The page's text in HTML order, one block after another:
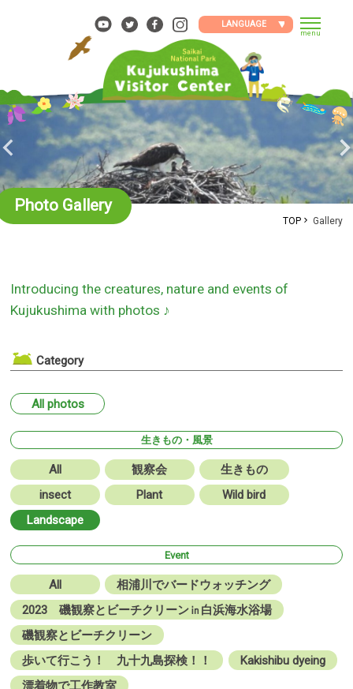
LANGUAGE
menu
TOP Gallery
Photo Gallery
Introducing the creatures, nature and events of
Kujukushima with photos ♪
Category
All photos
生きもの・風景
All 観察会
生きもの
insect
Plant
Wild bird
Landscape
Event
All
相浦川でバードウォッチング
2023 磯観察とビーチクリーン㏌白浜海水浴場
磯観察とビーチクリーン
歩いて行こう！ 九十九島探検！！
Kakishibu dyeing
漂着物で工作教室